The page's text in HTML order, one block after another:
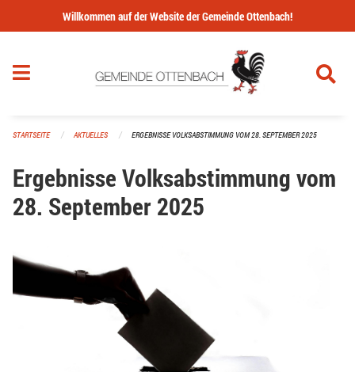
Navigation überspringen
Willkommen auf der Website der Gemeinde Ottenbach!
STARTSEITE AKTUELLES ERGEBNISSE VOLKSABSTIMMUNG VOM 28. SEPTEMBER 2025
Ergebnisse Volksabstimmung vom
28. September 2025